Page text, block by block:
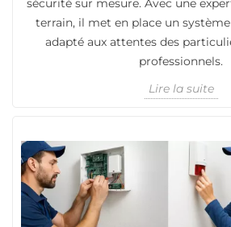
sécurité sur mesure. Avec une
terrain, il met en place un
adapté aux attentes des
professionnels.
Lire la suite